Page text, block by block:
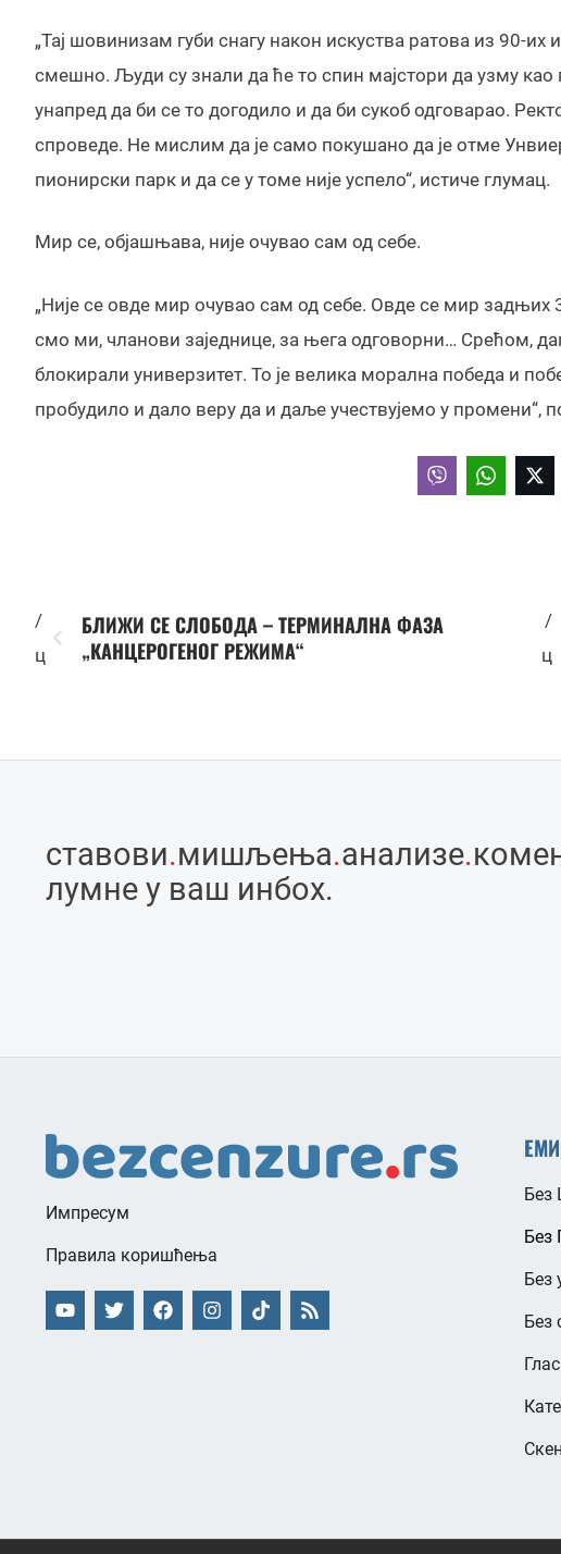
„Тај шовинизам губи снагу након искуства ратова из 90-
смешно. Људи су знали да ће то спин мајстори да узму као
унапред да би се то догодило и да би сукоб одговарао.
спроведе. Не мислим да је само покушано да је отме
пионирски парк и да се у томе није успело“, истиче глумац.
Мир се, објашњава, није очувао сам од себе.
„Није се овде мир очувао сам од себе. Овде се мир
смо ми, чланови заједнице, за њега одговорни… Срећом,
блокирали универзитет. То је велика морална победа и
пробудило и дало веру да и даље учествујемо у промени“,
/
ц
БЛИЖИ СЕ СЛОБОДА – ТЕРМИНАЛНА ФАЗА
„КАНЦЕРОГЕНОГ РЕЖИМА“
/
ц
ставови.мишљења.анализе.
лумне у ваш инбоx.
Импресум
Правила коришћења
Без
Без
Без
Без